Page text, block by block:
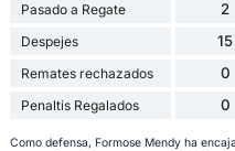
Pasado a Regate 2
Despejes 15
Remates rechazados 0
Penaltis Regalados 0
Como defensa, Formose Mendy ha